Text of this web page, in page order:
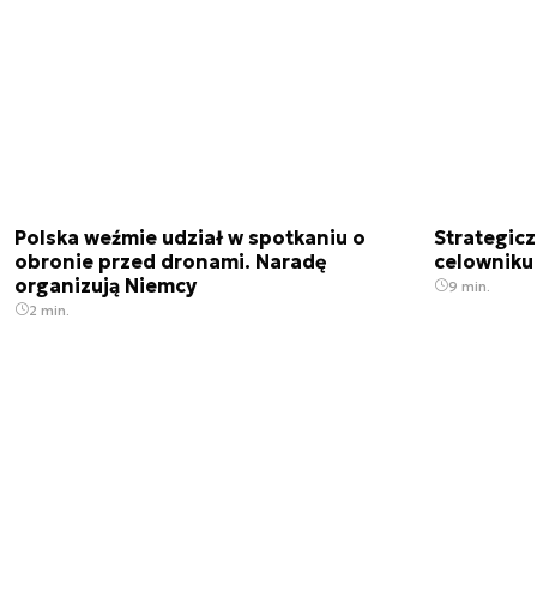
Polska weźmie udział w spotkaniu o
obronie przed dronami. Naradę
organizują Niemcy
2 min.
9 min.